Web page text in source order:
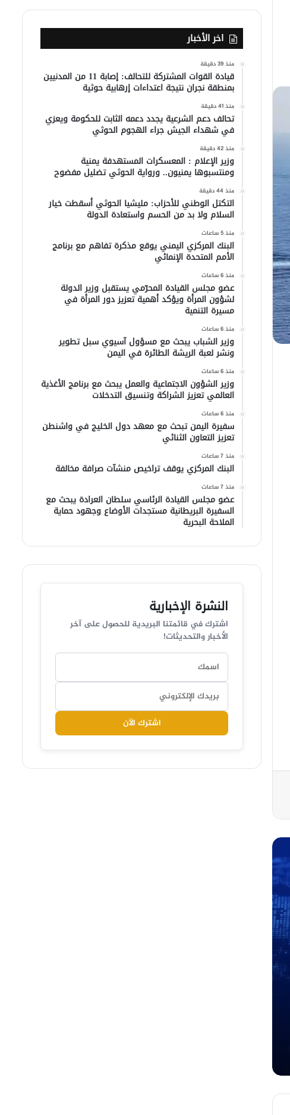
اخر الأخبار
منذ 39 دقيقة
قيادة القوات المشتركة للتحالف: إصابة 11 من المدنيين
بمنطقة نجران نتيجة اعتداءات إرهابية حوثية
منذ 41 دقيقة
تحالف دعم الشرعية يجدد دعمه الثابت للحكومة ويعزي
في شهداء الجيش جراء الهجوم الحوثي
منذ 42 دقيقة
وزير الإعلام : المعسكرات المستهدفة يمنية
ومنتسبوها يمنيون.. ورواية الحوثي تضليل مفضوح
منذ 44 دقيقة
التكتل الوطني للأحزاب: مليشيا الحوثي أسقطت خيار
السلام ولا بد من الحسم واستعادة الدولة
منذ 5 ساعات
البنك المركزي اليمني يوقع مذكرة تفاهم مع برنامج
الأمم المتحدة الإنمائي
منذ 6 ساعات
عضو مجلس القيادة المحرّمي يستقبل وزير الدولة
لشؤون المرأة ويؤكد أهمية تعزيز دور المرأة في
مسيرة التنمية
منذ 6 ساعات
وزير الشباب يبحث مع مسؤول آسيوي سبل تطوير
ونشر لعبة الريشة الطائرة في اليمن
منذ 6 ساعات
وزير الشؤون الاجتماعية والعمل يبحث مع برنامج الأغذية
العالمي تعزيز الشراكة وتنسيق التدخلات
منذ 6 ساعات
سفيرة اليمن تبحث مع معهد دول الخليج في واشنطن
تعزيز التعاون الثنائي
منذ 7 ساعات
البنك المركزي يوقف تراخيص منشآت صرافة مخالفة
منذ 7 ساعات
عضو مجلس القيادة الرئاسي سلطان العرادة يبحث مع
السفيرة البريطانية مستجدات الأوضاع وجهود حماية
الملاحة البحرية
النشرة الإخبارية
اشترك في قائمتنا البريدية للحصول على آخر
الأخبار والتحديثات!
اشترك الآن